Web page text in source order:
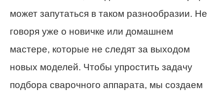
может запутаться в таком разнообразии. Не
говоря уже о новичке или домашнем
мастере, которые не следят за выходом
новых моделей. Чтобы упростить задачу
подбора сварочного аппарата, мы создаем